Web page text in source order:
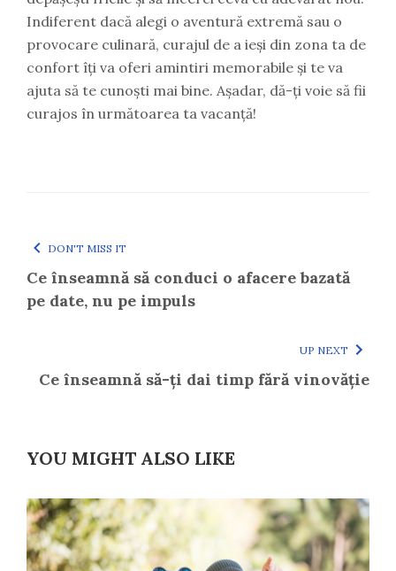
Indiferent dacă alegi o aventură extremă sau o
provocare culinară, curajul de a ieși din zona ta de
confort îți va oferi amintiri memorabile și te va
ajuta să te cunoști mai bine. Așadar, dă-ți voie să fii
curajos în următoarea ta vacanță!
DON'T MISS IT
Ce înseamnă să conduci o afacere bazată
pe date, nu pe impuls
UP NEXT
Ce înseamnă să-ți dai timp fără vinovăție
YOU MIGHT ALSO LIKE